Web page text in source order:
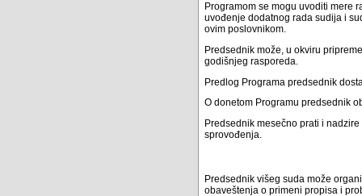
Programom se mogu uvoditi mere
uvođenje dodatnog rada sudija i
ovim poslovnikom.
Predsednik može, u okviru
godišnjeg rasporeda.
Predlog Programa predsednik
O donetom Programu predsednik
Predsednik mesečno prati i
sprovođenja.
Predsednik višeg suda može
obaveštenja o primeni propisa i